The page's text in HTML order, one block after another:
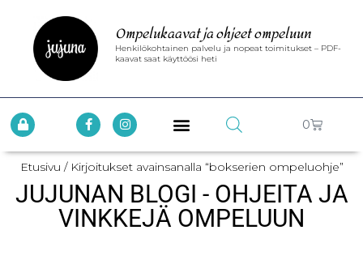
Ompelukaavat ja ohjeet ompeluun
Henkilökohtainen palvelu ja nopeat toimitukset – PDF-
kaavat saat käyttöösi heti
0
Etusivu / Kirjoitukset avainsanalla “bokserien ompeluohje”
JUJUNAN BLOGI - OHJEITA JA
VINKKEJÄ OMPELUUN